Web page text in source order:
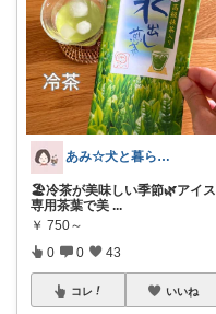
あみ☆犬と暮らす🐾
🏖️冷茶が美味しい季節🌿アイス
専用茶葉で美 ...
￥ 750～
0 0 43
コレ いいね